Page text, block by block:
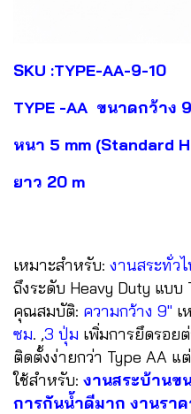
SKU :TYPE-AA-9-10
TYPE -AA ขนาดกว้าง
หนา 5 mm (Standard
ยาว 20 m
เหมาะสำหรับ: งานสระทั่ว
ถึงระดับ Heavy Duty แบบ
คุณสมบัติ: ความกว้าง 9" เ
ซม. ,3 ปุ่ม เพิ่มการยึดรอย
ติดตั้งง่ายกว่า Type AA
ใช้สำหรับ: งานสระบ้านข
การกันน้ำดีมาก งานรา